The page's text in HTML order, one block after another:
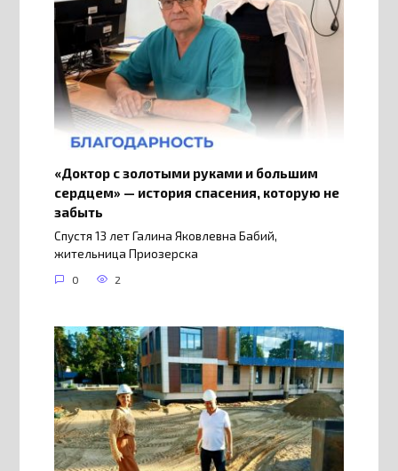
«Доктор с золотыми руками и большим
сердцем» — история спасения, которую не
забыть
Спустя 13 лет Галина Яковлевна Бабий,
жительница Приозерска
0 2